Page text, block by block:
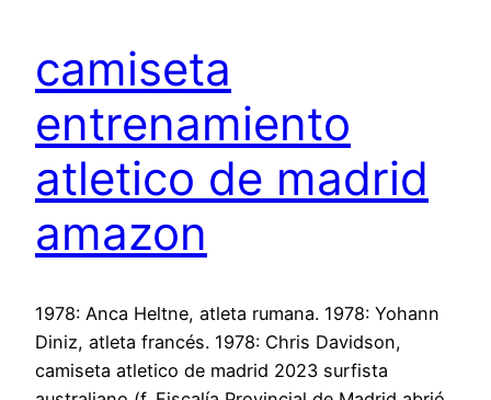
camiseta
entrenamiento
atletico de madrid
amazon
1978: Anca Heltne, atleta rumana. 1978: Yohann
Diniz, atleta francés. 1978: Chris Davidson,
camiseta atletico de madrid 2023 surfista